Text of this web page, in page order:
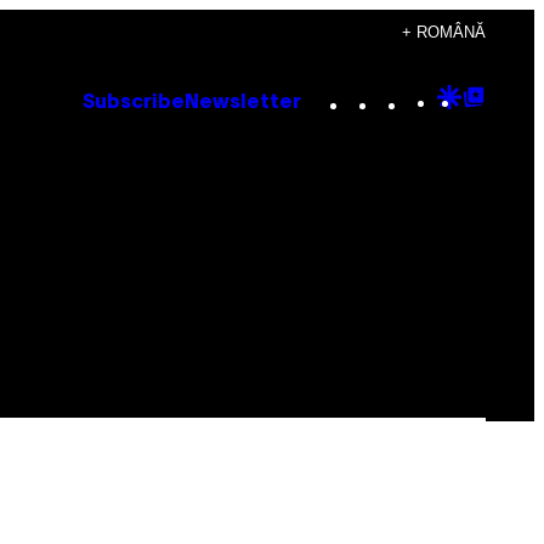
+ ROMÂNĂ
Subscribe Newsletter Instagram
TikTok
YouTube
Google